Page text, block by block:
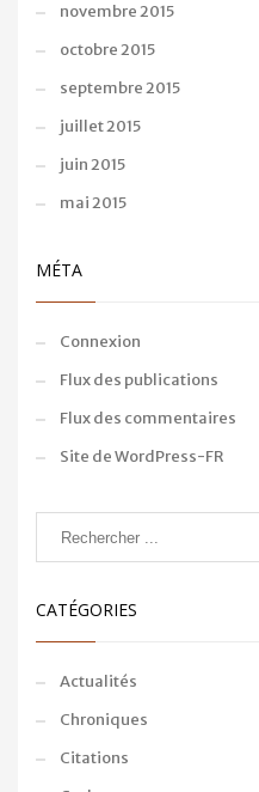
novembre 2015
octobre 2015
septembre 2015
juillet 2015
juin 2015
mai 2015
MÉTA
Connexion
Flux des publications
Flux des commentaires
Site de WordPress-FR
CATÉGORIES
Actualités
Chroniques
Citations